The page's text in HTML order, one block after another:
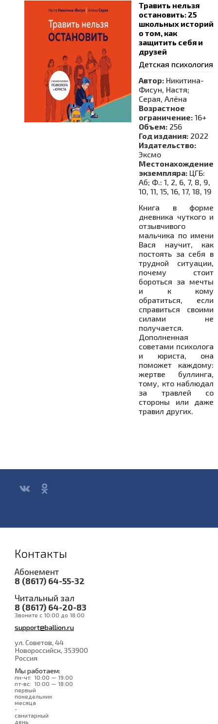
Травить нельзя
остановить: 25
школьных историй
о том, как
защитить себя и
друзей
Детская психология
Автор: Никитина-
Фисун, Настя;
Серая, Алёна
Возрастное
ограничение: 16+
Объем: 256
Год издания: 2022
Издательство:
Эксмо
Местонахождение
экземпляра: ЦГБ:
Аб; Ф.: 1, 2, 6, 7, 8, 9,
10, 11, 15, 16, 17, 18, 19
Книга в форме
дневника чуткого и
отзывчивого
мальчика по имени
Вася научит, как
постоять за себя в
трудной ситуации,
почему стоит
бороться за мечты
и к кому
обратиться, если
справиться своими
силами не
получается.
Дополненная
советами психолога
и юриста, она
поможет каждому:
жертве буллинга,
тому, кто наблюдал
за травлей со
стороны или даже
травил других.
Контакты
Абонемент
8 (8617) 64-55-32
Читальный зал
8 (8617) 64-20-83
Звоните с 10:00 до 18:00
support@ballion.ru
ул. Советов, 44
Новороссийск, 353900
Россия
Мы работаем:
пн-чт: 10:00 — 19:00
пт-вс: 10:00 — 18:00
первый
понедельник
месяца
-
санитарный
день